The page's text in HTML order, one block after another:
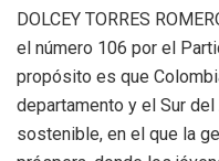
DOLCEY TORRES
el número 106 por el
propósito es que
departamento y el Sur
sostenible, en el que la